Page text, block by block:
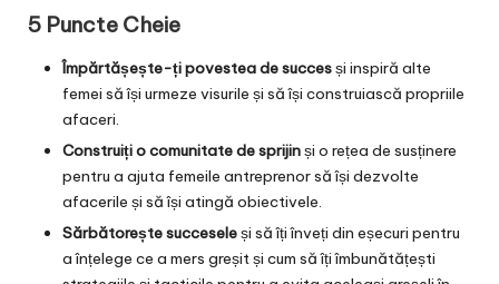
5 Puncte Cheie
Împărtășește-ți povestea de succesși inspiră alte
femei să își urmeze visurile și să își construiască propriile
afaceri.
Construiți o comunitate de sprijinși o rețea de susținere
pentru a ajuta femeile antreprenor să își dezvolte
afacerile și să își atingă obiectivele.
Sărbătorește succeseleși să îți înveți din eșecuri pentru
a înțelege ce a mers greșit și cum să îți îmbunătățești